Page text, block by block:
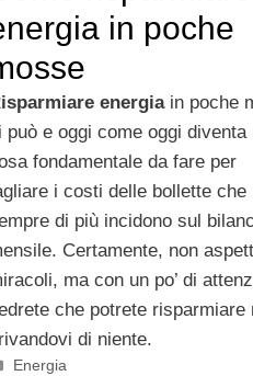
in poche
energiain poche
può e oggi come oggi diventa
fondamentale da fare per
i costi delle bollette che
di più incidono sul
Certamente, non
ma con un po’ di
che potrete risparmiare
di niente.
Categorie
Energia